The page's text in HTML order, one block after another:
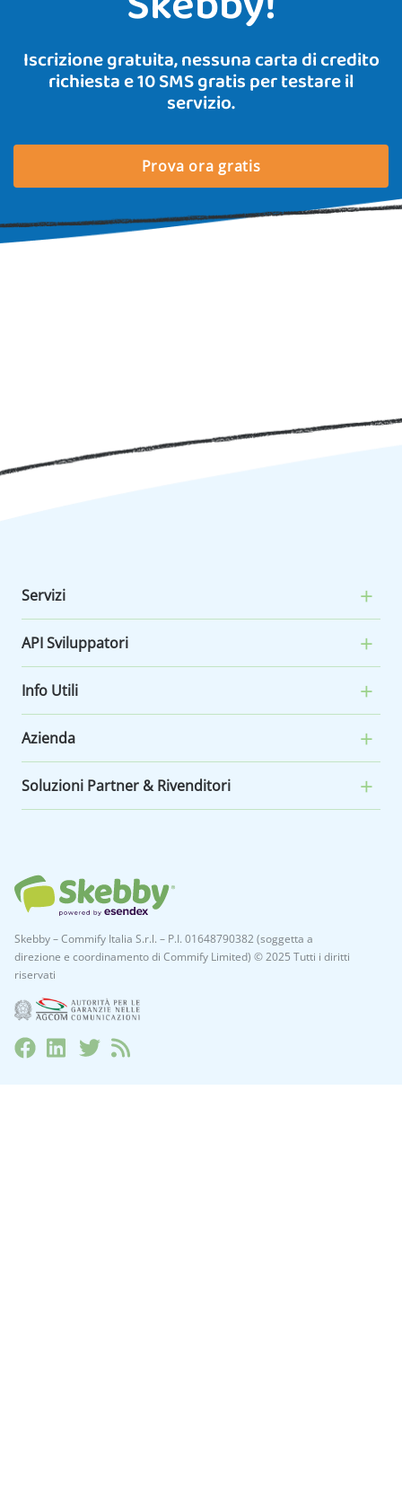
Iscrizione gratuita, nessuna carta di credito
richiesta e 10 SMS gratis per testare il
servizio.
Prova ora gratis
Servizi
API Sviluppatori
Info Utili
Azienda
Soluzioni Partner & Rivenditori
Skebby – Commify Italia S.r.l. – P.I. 01648790382 (soggetta a
direzione e coordinamento di Commify Limited) © 2025 Tutti i diritti
riservati